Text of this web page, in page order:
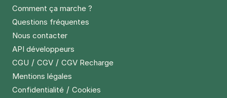
Comment ça marche ?
Questions fréquentes
Nous contacter
API développeurs
CGU / CGV / CGV Recharge
Mentions légales
Confidentialité / Cookies